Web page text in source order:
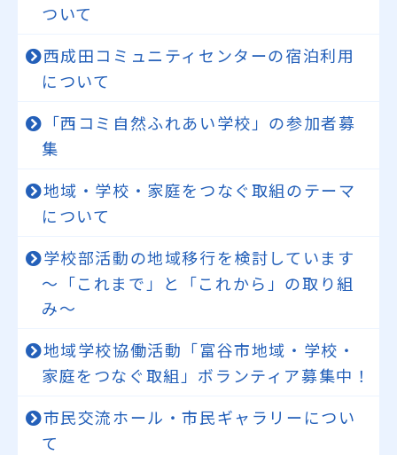
ついて
西成田コミュニティセンターの宿泊利用
について
「西コミ自然ふれあい学校」の参加者募
集
地域・学校・家庭をつなぐ取組のテーマ
について
学校部活動の地域移行を検討しています
～「これまで」と「これから」の取り組
み～
地域学校協働活動「富谷市地域・学校・
家庭をつなぐ取組」ボランティア募集中！
市民交流ホール・市民ギャラリーについ
て